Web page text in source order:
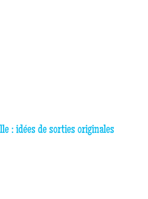
: idées de sorties originales